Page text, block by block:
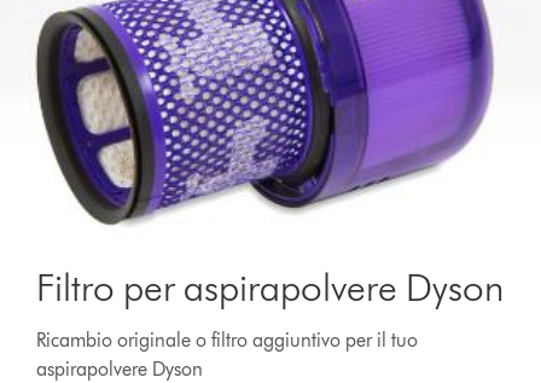
Filtro per aspirapolvere Dyson
Ricambio originale o filtro aggiuntivo per il tuo
aspirapolvere Dyson